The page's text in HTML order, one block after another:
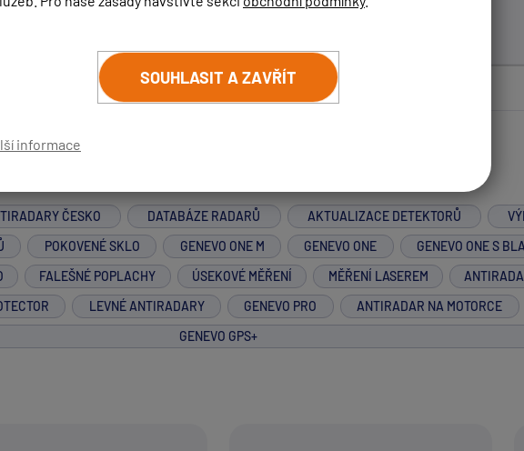
SOUHLASIT A ZAVŘÍT
informace
emailovou adresu a informaci Vám zašleme.
ČESKO DATABÁZE RADARŮ AKTUALIZACE DETEKTORŮ
POKOVENÉ SKLO GENEVO ONE M GENEVO ONE GENEVO ONE S
FALEŠNÉ POPLACHY ÚSEKOVÉ MĚŘENÍ MĚŘENÍ LASEREM
LEVNÉ ANTIRADARY GENEVO PRO ANTIRADAR NA MOTORCE
GENEVO GPS+